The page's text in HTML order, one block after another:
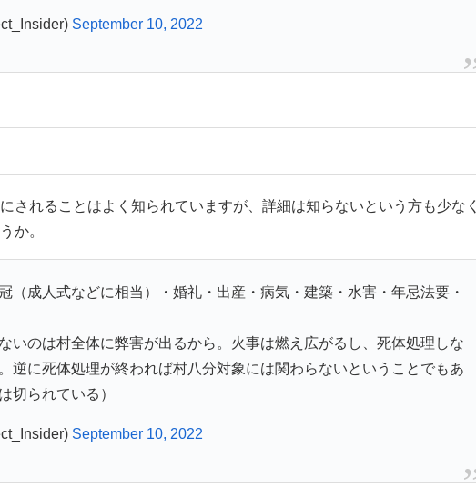
September 10, 2022
されることはよく知られていますが、詳細は知らないという方も少なく
か。
（成人式などに相当）・婚礼・出産・病気・建築・水害・年忌法要・
いのは村全体に弊害が出るから。火事は燃え広がるし、死体処理しな
逆に死体処理が終われば村八分対象には関わらないということでもあ
切られている）
September 10, 2022